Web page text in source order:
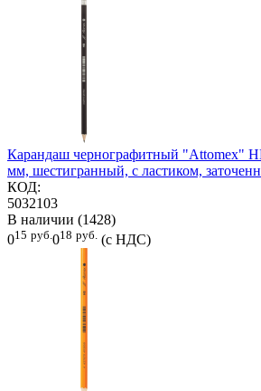
Карандаш чернографитный "Attomex"
мм, шестигранный, с ластиком,
КОД:
5032103
В наличии (1428)
015 руб.018 руб. (с НДС)